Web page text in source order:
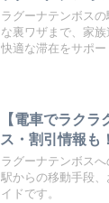
ラグーナテンボス
な裏ワザまで、家
快適な滞在をサポー
【電車でラク
ス・割引情報も！
ラグーナテンボス
駅からの移動手段
イドです。